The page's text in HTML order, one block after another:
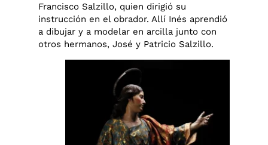
Francisco Salzillo, quien dirigió su
instrucción en el obrador. Allí Inés aprendió
a dibujar y a modelar en arcilla junto con
otros hermanos, José y Patricio Salzillo.